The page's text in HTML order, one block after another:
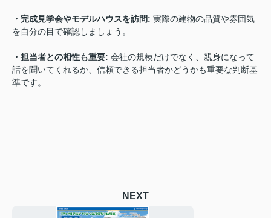
・完成見学会やモデルハウスを訪問: 実際の建物の品質や雰囲気
を自分の目で確認しましょう。
・担当者との相性も重要: 会社の規模だけでなく、親身になって
話を聞いてくれるか、信頼できる担当者かどうかも重要な判断基
準です。
NEXT